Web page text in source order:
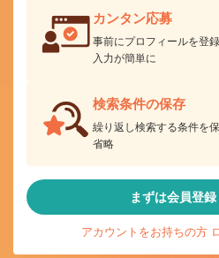
カンタン応募
事前にプロフィールを登
入力が簡単に
検索条件の保存
繰り返し検索する条件を
省略
まずは会員登録
アカウントをお持ちの方